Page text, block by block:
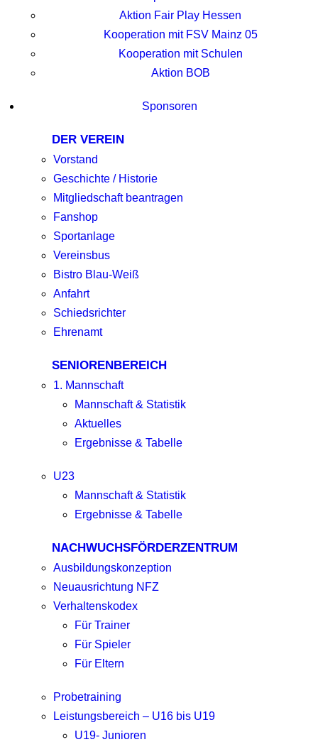
Aktion Fair Play Hessen
Kooperation mit FSV Mainz 05
Kooperation mit Schulen
Aktion BOB
Sponsoren
DER VEREIN
Vorstand
Geschichte / Historie
Mitgliedschaft beantragen
Fanshop
Sportanlage
Vereinsbus
Bistro Blau-Weiß
Anfahrt
Schiedsrichter
Ehrenamt
SENIORENBEREICH
1. Mannschaft
Mannschaft & Statistik
Aktuelles
Ergebnisse & Tabelle
U23
Mannschaft & Statistik
Ergebnisse & Tabelle
NACHWUCHSFÖRDERZENTRUM
Ausbildungskonzeption
Neuausrichtung NFZ
Verhaltenskodex
Für Trainer
Für Spieler
Für Eltern
Probetraining
Leistungsbereich – U16 bis U19
U19- Junioren